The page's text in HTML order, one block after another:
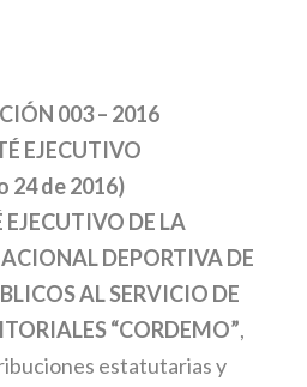
003 – 2016
EJECUTIVO
24 de 2016)
EJECUTIVO DE LA
DEPORTIVA DE
AL SERVICIO DE
“CORDEMO”,
estatutarias y